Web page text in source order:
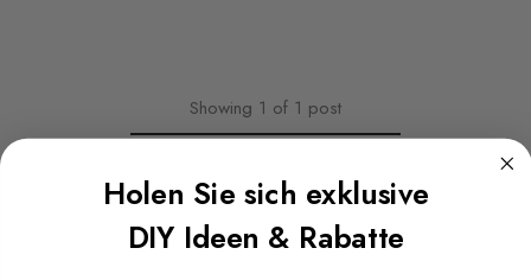
Showing 1 of 1 post
Holen Sie sich exklusive
DIY Ideen & Rabatte